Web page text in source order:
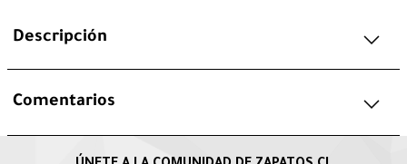
Descripción
Comentarios